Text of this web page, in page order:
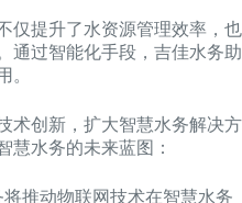
仅提升了水资源管理效率，也
通过智能化手段，吉佳水务助
。
术创新，扩大智慧水务解决方
慧水务的未来蓝图：
将推动物联网技术在智慧水务